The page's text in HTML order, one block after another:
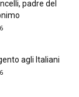
padre del
agli Italiani